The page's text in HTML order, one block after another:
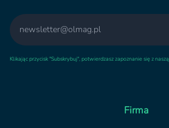
Email
Klikając przycisk "Subskrybuj", potwierdzasz zapoznanie się z naszą
Firma